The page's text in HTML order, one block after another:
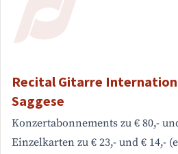
Recital Gitarre
Saggese
Konzertabonnements zu € 80,-
Einzelkarten zu € 23,- und € 14,-